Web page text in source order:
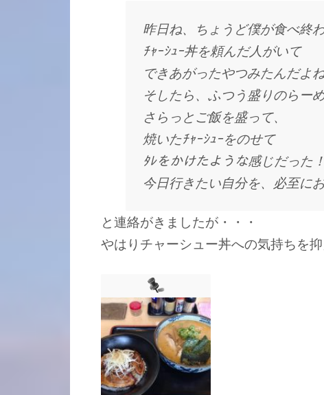
昨日ね、ちょうど僕が食べ終
ﾁｬｰｼｭｰ丼を頼んだ人がいて
できあがったやつみたんだよね
そしたら、ふつう盛りのらー
さらっとご飯を盛って、
焼いたﾁｬｰｼｭｰをのせて
ﾀﾚをかけたような感じだった
今日行きたい自分を、必至に
と連絡がきましたが・・・
やはりチャーシュー丼への気持ちを